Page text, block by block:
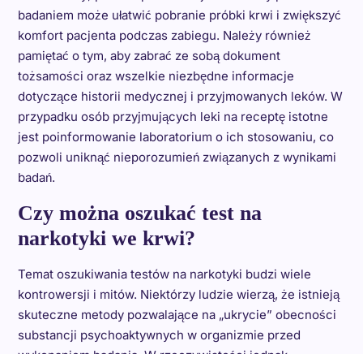
badaniem może ułatwić pobranie próbki krwi i zwiększyć
komfort pacjenta podczas zabiegu. Należy również
pamiętać o tym, aby zabrać ze sobą dokument
tożsamości oraz wszelkie niezbędne informacje
dotyczące historii medycznej i przyjmowanych leków. W
przypadku osób przyjmujących leki na receptę istotne
jest poinformowanie laboratorium o ich stosowaniu, co
pozwoli uniknąć nieporozumień związanych z wynikami
badań.
Czy można oszukać test na
narkotyki we krwi?
Temat oszukiwania testów na narkotyki budzi wiele
kontrowersji i mitów. Niektórzy ludzie wierzą, że istnieją
skuteczne metody pozwalające na „ukrycie” obecności
substancji psychoaktywnych w organizmie przed